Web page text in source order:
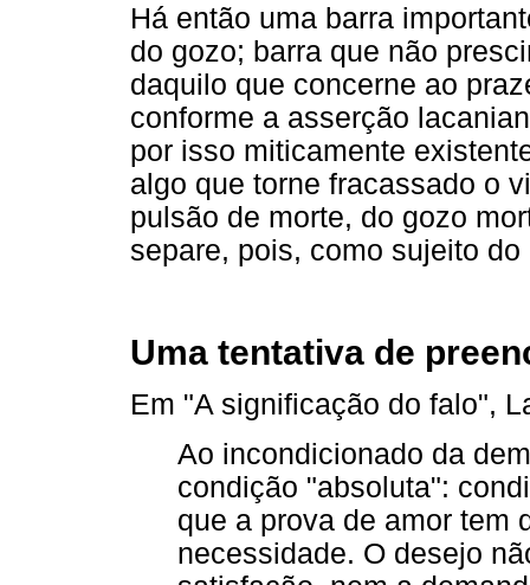
Há então uma barra
do gozo; barra que não
daquilo que concerne ao
conforme a asserção
por isso miticamente
algo que torne fracassado o
pulsão de morte, do gozo
separe, pois, como sujeito do
Uma tentativa de
Em "A significação do falo",
Ao incondicionado da
condição "absoluta":
que a prova de amor tem
necessidade. O desejo